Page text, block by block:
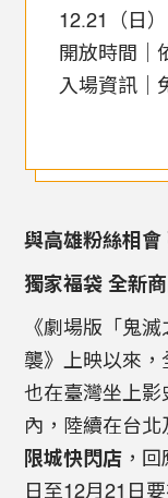
12.21（日）
開放時間｜
入場資訊｜
與高雄粉絲相會
獨家福袋 全新
《劇場版「鬼
襲》上映以來，
也在臺灣坐上影
內，陸續在台北
限城快閃店 ，
日至12月21日